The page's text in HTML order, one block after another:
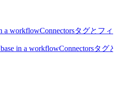
a workflowConnectorsタグとフィ
in a workflowConnectorsタグ